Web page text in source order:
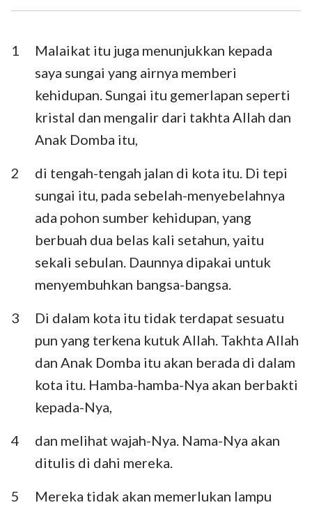
I Timotius II Timotius
Titus Filemon
Ibrani Yakobus
II Petrus
I Yohanes
III Yohanes Yudas
Wahyu
1
Malaikat itu juga menunjukkan kepada
saya sungai yang airnya memberi
kehidupan. Sungai itu gemerlapan seperti
kristal dan mengalir dari takhta Allah dan
Anak Domba itu,
2
di tengah-tengah jalan di kota itu. Di tepi
sungai itu, pada sebelah-menyebelahnya
ada pohon sumber kehidupan, yang
berbuah dua belas kali setahun, yaitu
sekali sebulan. Daunnya dipakai untuk
menyembuhkan bangsa-bangsa.
3
Di dalam kota itu tidak terdapat sesuatu
pun yang terkena kutuk Allah. Takhta Allah
dan Anak Domba itu akan berada di dalam
kota itu. Hamba-hamba-Nya akan berbakti
kepada-Nya,
4
dan melihat wajah-Nya. Nama-Nya akan
ditulis di dahi mereka.
5
Mereka tidak akan memerlukan lampu